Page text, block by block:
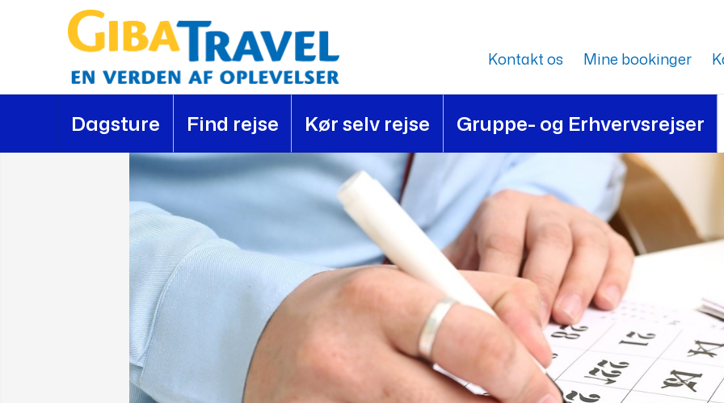
Kontakt os Mine bookinger
Dagsture Find rejse Kør selv rejse Gruppe- og Erhvervsrejser